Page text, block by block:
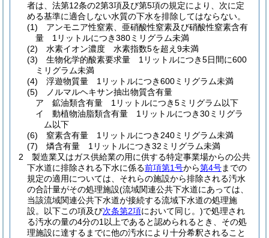
者は、法第12条の2第3項及び第5項の規定により、次に定
める基準に適合しない水質の下水を排除してはならない。
(1)
アンモニア性窒素、亜硝酸性窒素及び硝酸性窒素含有
量 1リットルにつき380ミリグラム未満
(2)
水素イオン濃度 水素指数5を超え9未満
(3)
生物化学的酸素要求量 1リットルにつき5日間に600
ミリグラム未満
(4)
浮遊物質量 1リットルにつき600ミリグラム未満
(5)
ノルマルヘキサン抽出物質含有量
ア
鉱油類含有量 1リットルにつき5ミリグラム以下
イ
動植物油脂類含有量 1リットルにつき30ミリグラ
ム以下
(6)
窒素含有量 1リットルにつき240ミリグラム未満
(7)
燐含有量 1リットルにつき32ミリグラム未満
2
製造業又はガス供給業の用に供する特定事業場からの公共
下水道に排除される下水に係る前項第1号から第4号までの
規定の適用については、それらの施設から排除される汚水
の合計量がその処理施設(流域関連公共下水道にあっては、
当該流域関連公共下水道が接続する流域下水道の処理施
設。以下この項及び次条第2項において同じ。)で処理され
る汚水の量の4分の1以上であると認められるとき、その処
理施設に達するまでに他の汚水により十分希釈されること